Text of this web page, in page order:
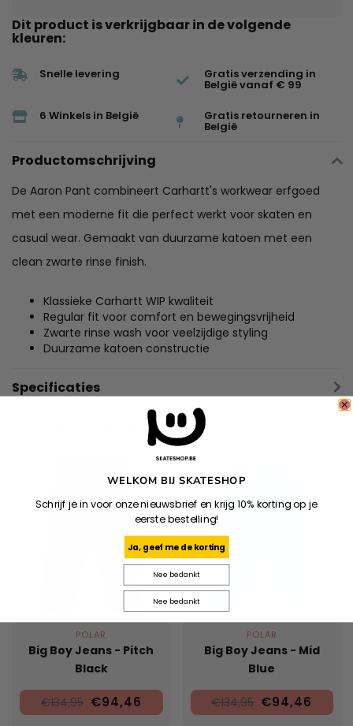
Dit product is verkrijgbaar in de volgende
kleuren:
Snelle levering Gratis verzending in
België vanaf € 99
6 Winkels in België Gratis retourneren in
België
Productomschrijving
De Aaron Pant combineert Carhartt's workwear erfgoed
met een moderne fit die perfect werkt voor skaten en
casual wear. Gemaakt van duurzame katoen met een
clean zwarte rinse finish.
Klassieke Carhartt WIP kwaliteit
Regular fit voor comfort en bewegingsvrijheid
Zwarte rinse wash voor veelzijdige styling
Duurzame katoen constructie
Specificaties
Gerelateerde producten
POLAR
Big Boy Jeans - Pitch
Black
€134,95 €94,46
POLAR
Big Boy Jeans - Mid
Blue
€134,95 €94,46
WELKOM BIJ SKATESHOP
Schrijf je in voor onze nieuwsbrief en krijg 10% korting op je
eerste bestelling!
Ja, geef me de korting
Nee bedankt
Nee bedankt